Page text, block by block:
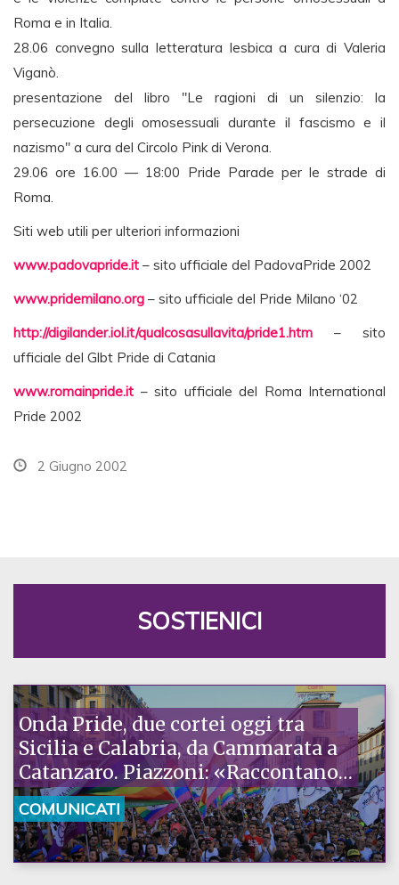
Roma e in Italia.
28.06 convegno sulla letteratura lesbica a cura di Valeria
Viganò.
presentazione del libro "Le ragioni di un silenzio: la
persecuzione degli omosessuali durante il fascismo e il
nazismo" a cura del Circolo Pink di Verona.
29.06 ore 16.00 — 18:00 Pride Parade per le strade di
Roma.
Siti web utili per ulteriori informazioni
www.padovapride.it – sito ufficiale del PadovaPride 2002
www.pridemilano.org – sito ufficiale del Pride Milano ‘02
http://digilander.iol.it/qualcosasullavita/pride1.htm – sito
ufficiale del Glbt Pride di Catania
www.romainpride.it – sito ufficiale del Roma International
Pride 2002
2 Giugno 2002
SOSTIENICI
Onda Pride, due cortei oggi tra
Sicilia e Calabria, da Cammarata a
Catanzaro. Piazzoni: «Raccontano
la nostra ostinazione»
COMUNICATI